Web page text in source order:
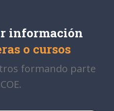
información
o cursos
formando parte